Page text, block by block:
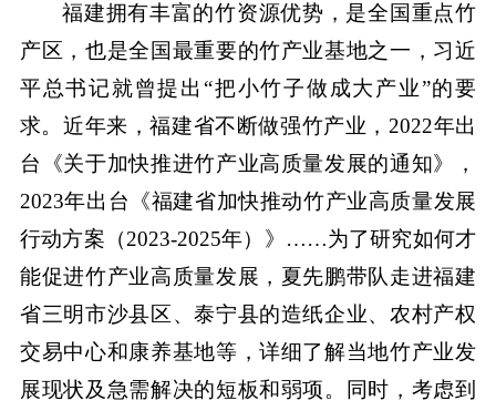
福建拥有丰富的竹资源优势，是全国重点竹
产区，也是全国最重要的竹产业基地之一，习近
平总书记就曾提出“把小竹子做成大产业”的要
求。近年来，福建省不断做强竹产业，2022年出
台《关于加快推进竹产业高质量发展的通知》，
2023年出台《福建省加快推动竹产业高质量发展
行动方案（2023-2025年）》……为了研究如何才
能促进竹产业高质量发展，夏先鹏带队走进福建
省三明市沙县区、泰宁县的造纸企业、农村产权
交易中心和康养基地等，详细了解当地竹产业发
展现状及急需解决的短板和弱项。同时，考虑到